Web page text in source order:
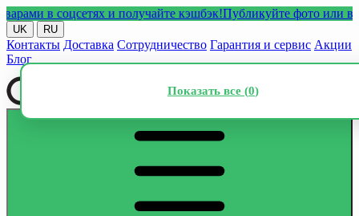
в соцсетях и получайте кэшбэк!Публикуйте фото или видео
UK RU
Контакты Доставка Сотрудничество Гарантия и сервис Акции
Блог
Показать все (0)